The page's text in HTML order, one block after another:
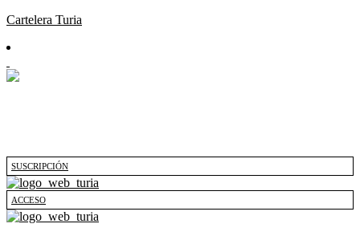
Cartelera Turia
SUSCRIPCIÓN
ACCESO